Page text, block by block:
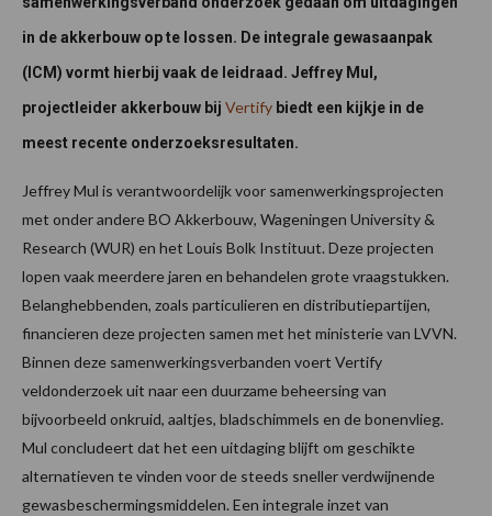
in de akkerbouw op te lossen. De integrale gewasaanpak
(ICM) vormt hierbij vaak de leidraad. Jeffrey Mul,
projectleider akkerbouw bij Vertify biedt een kijkje in de
meest recente onderzoeksresultaten.
Jeffrey Mul is verantwoordelijk voor samenwerkingsprojecten
met onder andere BO Akkerbouw, Wageningen University &
Research (WUR) en het Louis Bolk Instituut. Deze projecten
lopen vaak meerdere jaren en behandelen grote vraagstukken.
Belanghebbenden, zoals particulieren en distributiepartijen,
financieren deze projecten samen met het ministerie van LVVN.
Binnen deze samenwerkingsverbanden voert Vertify
veldonderzoek uit naar een duurzame beheersing van
bijvoorbeeld onkruid, aaltjes, bladschimmels en de bonenvlieg.
Mul concludeert dat het een uitdaging blijft om geschikte
alternatieven te vinden voor de steeds sneller verdwijnende
gewasbeschermingsmiddelen. Een integrale inzet van